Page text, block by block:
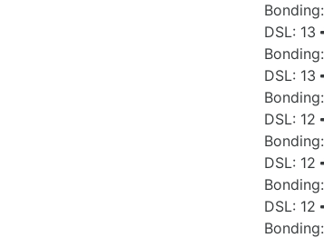
Bonding:
DSL: 13
Bonding:
DSL: 13
Bonding:
DSL: 12
Bonding:
DSL: 12
Bonding:
DSL: 12
Bonding: